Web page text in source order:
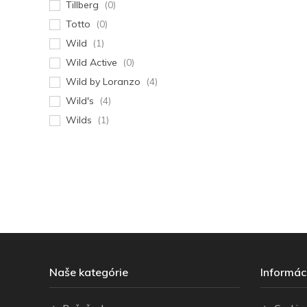
Tillberg
(0)
Totto
(0)
Wild
(1)
Wild Active
(0)
Wild by Loranzo
(4)
Wild's
(4)
Wilds
(1)
Naše kategórie